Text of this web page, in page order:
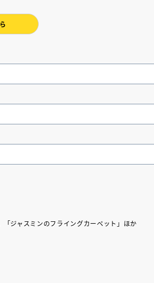
ジャスミンのフライングカーペット」ほか
発売決定！